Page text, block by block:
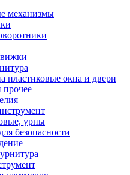
механизмы
пластиковые окна и двери
урны
безопасности